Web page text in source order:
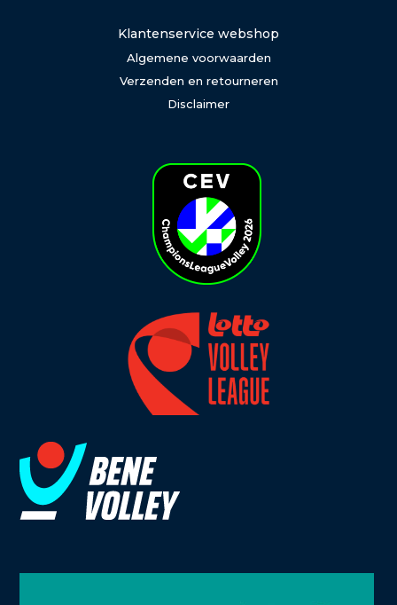
Klantenservice webshop
Algemene voorwaarden
Verzenden en retourneren
Disclaimer